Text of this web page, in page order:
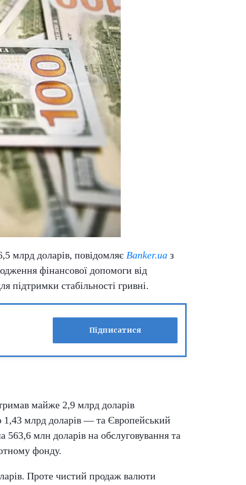
млрд доларів, повідомляє Banker.ua з
фінансової допомоги від
підтримки стабільності гривні.
Підписатися
майже 2,9 млрд доларів
млрд доларів — та Європейський
млн доларів на обслуговування та
фонду.
Проте чистий продаж валюти